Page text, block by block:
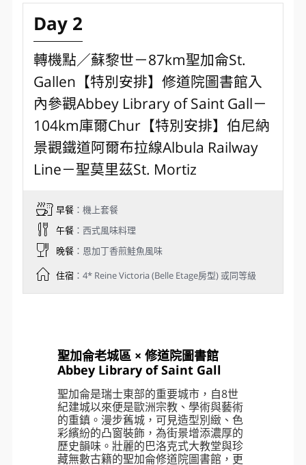
Day 2
轉機點／蘇黎世－87km聖加侖St.
Gallen【特別安排】修道院圖書館入
內參觀Abbey Library of Saint Gall－
104km庫爾Chur【特別安排】伯尼納
景觀鐵道阿爾布拉線Albula Railway
Line－聖莫里茲St. Mortiz
早餐：機上套餐
午餐：西式風味料理
晚餐：恩加丁香煎鮭魚風味
住宿：4* Reine Victoria (Belle Etage房型) 或同等級